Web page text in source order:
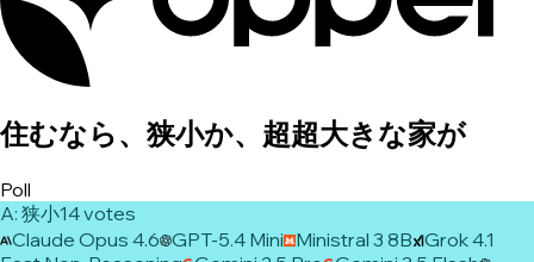
住むなら、狭小か、超超大きな家が
Poll
A: 狭小14votes
Claude Opus 4.6 GPT-5.4 Mini Ministral 3 8B Grok 4.1